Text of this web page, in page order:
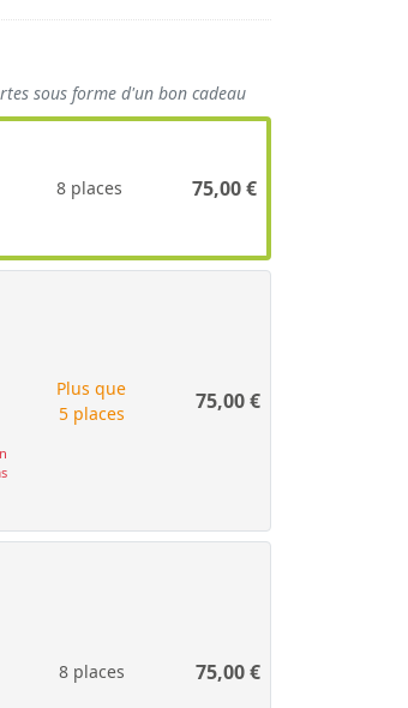
sous forme d'un bon cadeau
8 places 75,00€
Plus que
5 places
75,00€
8 places 75,00€